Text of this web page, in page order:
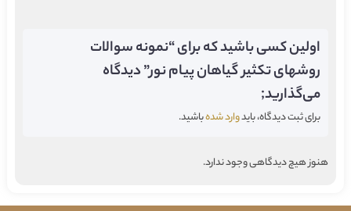
اولین کسی باشید که برای “نمونه سوالات
روشهای تکثیر گیاهان پیام نور” دیدگاه
می‌گذارید;
برای ثبت دیدگاه، بایدوارد شدهباشید.
هنوز هیچ دیدگاهی وجود ندارد.